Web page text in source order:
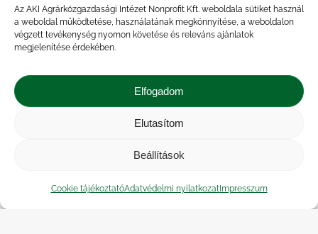
Az AKI Agrárközgazdasági Intézet Nonprofit Kft. weboldala sütiket használ
a weboldal működtetése, használatának megkönnyítése, a weboldalon
végzett tevékenység nyomon követése és releváns ajánlatok
megjelenítése érdekében.
Elfogadom
Elutasítom
Beállítások
Cookie tájékoztatóAdatvédelmi nyilatkozatImpresszum
Tovább mérséklődtek a műtrágyák
Statisztika Byveresa
2023 VII–IX. hónapjaiban az egy évvel korábbi
képest 66 százalékkal több műtrágya került a